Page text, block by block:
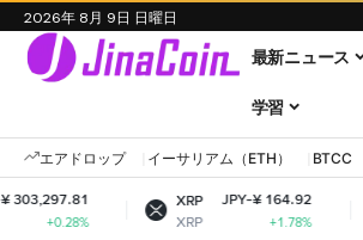
2026年 8月 9日 日曜日
最新ニュース
学習
エアドロップ イーサリアム（ETH） BTCC
XRP
XRP
JPY-¥ 164.92
+1.78%
Solana
SOL